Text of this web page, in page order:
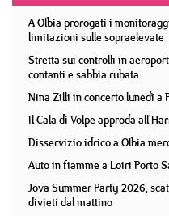
A Olbia prorogati i
limitazioni sulle sopraelevate
Stretta sui controlli in
contanti e sabbia rubata
Nina Zilli in concerto lunedì a
Il Cala di Volpe approda
Disservizio idrico a Olbia
Auto in fiamme a Loiri Porto
Jova Summer Party 2026,
divieti dal mattino